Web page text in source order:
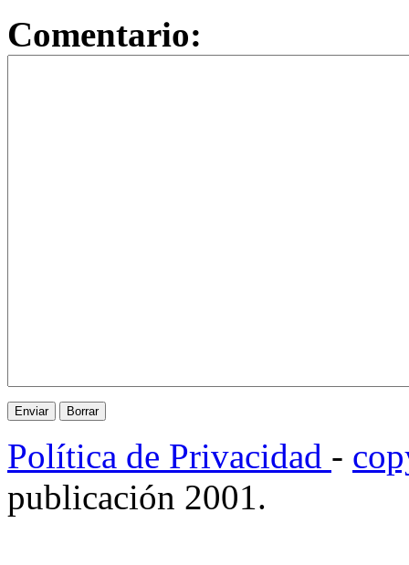
Comentario:
Política de Privacidad -
publicación 2001.